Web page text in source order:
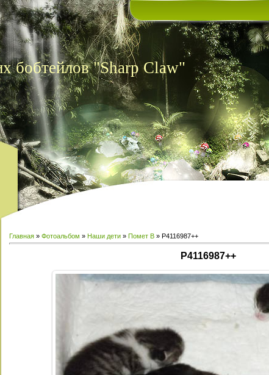
бобтейлов "Sharp Claw"
Главная » Фотоальбом » Наши дети » Помет В » P4116987++
P4116987++